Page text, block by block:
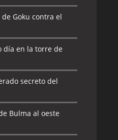
de Goku contra el
día en la torre de
secreto del
Bulma al oeste